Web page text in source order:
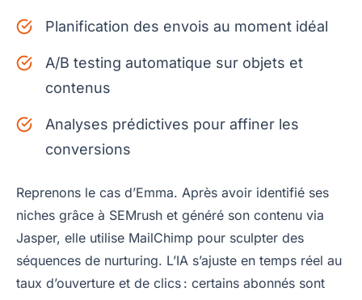
Planification des envois au moment idéal
A/B testing automatique sur objets et
contenus
Analyses prédictives pour affiner les
conversions
Reprenons le cas d’Emma. Après avoir identifié ses
niches grâce à SEMrush et généré son contenu via
Jasper, elle utilise MailChimp pour sculpter des
séquences de nurturing. L’IA s’ajuste en temps réel au
taux d’ouverture et de clics : certains abonnés sont